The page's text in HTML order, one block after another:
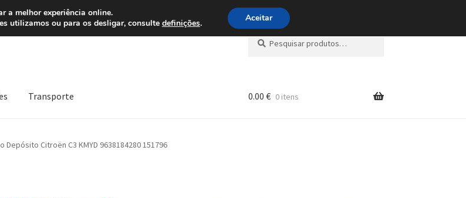
Ligue para 800 500 626 diariamente
Pesquisar
por:
Pesquisa
Transporte 0.00 € 0 itens
Depósito Citroën C3 KMYD 9638184280 151796
a melhor experiência online.
utilizamos ou para os desligar, consulte definições. Aceitar